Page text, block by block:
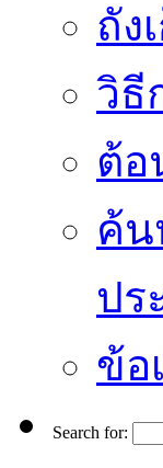
ถัง
วิธี
ต้อ
ค้น
ปร
ข้อ
Search for: